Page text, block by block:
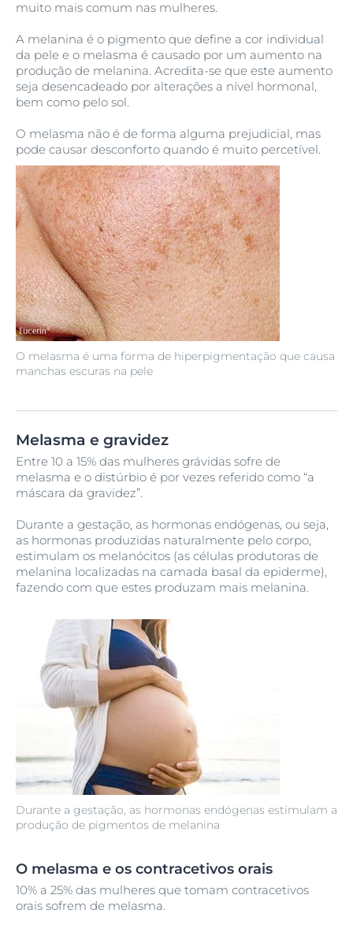
O melasma é uma forma de hiperpigmentação que causa
manchas escuras na pele
muito mais comum nas mulheres.
A melanina é o pigmento que define a cor individual
da pele e o melasma é causado por um aumento na
produção de melanina. Acredita-se que este aumento
seja desencadeado por alterações a nível hormonal,
bem como pelo sol.
O melasma não é de forma alguma prejudicial, mas
pode causar desconforto quando é muito percetível.
Melasma e gravidez
Durante a gestação, as hormonas endógenas estimulam a
produção de pigmentos de melanina
Entre 10 a 15% das mulheres grávidas sofre de
melasma e o distúrbio é por vezes referido como “a
máscara da gravidez”.
Durante a gestação, as hormonas endógenas, ou seja,
as hormonas produzidas naturalmente pelo corpo,
estimulam os melanócitos (as células produtoras de
melanina localizadas na camada basal da epiderme),
fazendo com que estes produzam mais melanina.
O melasma e os contracetivos orais
10% a 25% das mulheres que tomam contracetivos
orais sofrem de melasma.